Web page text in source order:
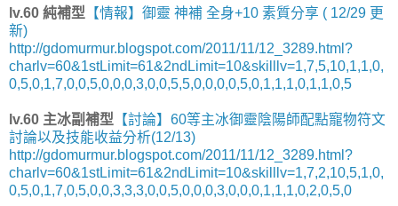
lv.60 純補型 【情報】御靈 神補 全身+10 素質分享 ( 12/29 更
新)
http://gdomurmur.blogspot.com/2011/11/12_3289.html?
charlv=60&1stLimit=61&2ndLimit=10&skilllv=1,7,5,10,1,1,0,
0,5,0,1,7,0,0,5,0,0,0,3,0,0,5,5,0,0,0,0,5,0,1,1,1,0,1,1,0,5
lv.60 主冰副補型 【討論】60等主冰御靈陰陽師配點寵物符文
討論以及技能收益分析(12/13)
http://gdomurmur.blogspot.com/2011/11/12_3289.html?
charlv=60&1stLimit=61&2ndLimit=10&skilllv=1,7,2,10,5,1,0,
0,5,0,1,7,0,5,0,0,3,3,3,0,0,5,0,0,0,3,0,0,0,1,1,1,0,2,0,5,0